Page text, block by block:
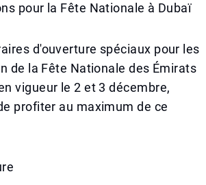
pour la Fête Nationale à Dubaï
d'ouverture spéciaux pour les
de la Fête Nationale des Émirats
vigueur le 2 et 3 décembre,
profiter au maximum de ce